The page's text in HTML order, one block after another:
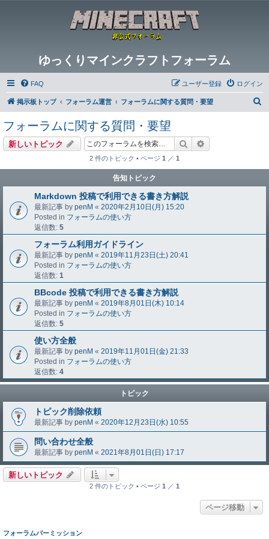
ゆっくりマインクラフトフォーラム
FAQ ログイン
ユーザー登録
掲示板トップ フォーラム運営 フォーラムに関する質問・要望
フォーラムに関する質問・要望
新しいトピック 検索
2 件のトピック • ページ 1 ／ 1
告知トピック
Markdown 投稿で利用できる書き方解説
最新記事 by penM « 2020年2月10日(月) 15:20
Posted in フォーラムの使い方
返信数: 5
フォーラム利用ガイドライン
最新記事 by penM « 2019年11月23日(土) 20:41
Posted in フォーラムの使い方
返信数: 1
BBcode 投稿で利用できる書き方解説
最新記事 by penM « 2019年8月01日(木) 10:14
Posted in フォーラムの使い方
返信数: 5
使い方全般
最新記事 by penM « 2019年11月01日(金) 21:33
Posted in フォーラムの使い方
返信数: 4
トピック
トピック削除依頼
最新記事 by penM « 2020年12月23日(水) 10:55
問い合わせ全般
最新記事 by penM « 2021年8月01日(日) 17:17
新しいトピック
2 件のトピック • ページ 1 ／ 1
ページ移動
フォーラムパーミッション